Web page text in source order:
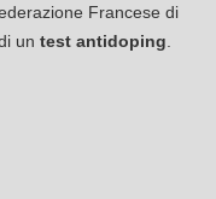
Francese di
un test antidoping